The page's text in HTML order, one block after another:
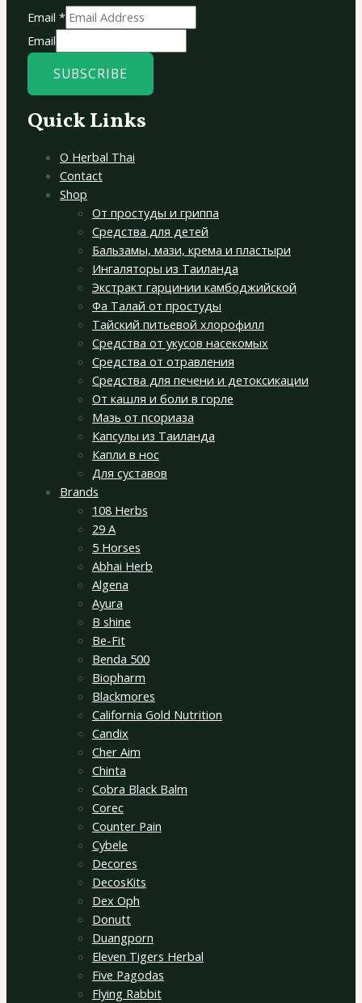
Email *
Email
SUBSCRIBE
Quick Links
О Herbal Thai
Contact
Shop
От простуды и гриппа
Средства для детей
Бальзамы, мази, крема и пластыри
Ингаляторы из Таиланда
Экстракт гарцинии камбоджийской
Фа Талай от простуды
Тайский питьевой хлорофилл
Средства от укусов насекомых
Средства от отравления
Средства для печени и детоксикации
От кашля и боли в горле
Мазь от псориаза
Капсулы из Таиланда
Капли в нос
Для суставов
Brands
108 Herbs
29 A
5 Horses
Abhai Herb
Algena
Ayura
B shine
Be-Fit
Benda 500
Biopharm
Blackmores
California Gold Nutrition
Candix
Cher Aim
Chinta
Cobra Black Balm
Corec
Counter Pain
Cybele
Decores
DecosKits
Dex Oph
Donutt
Duangporn
Eleven Tigers Herbal
Five Pagodas
Flying Rabbit